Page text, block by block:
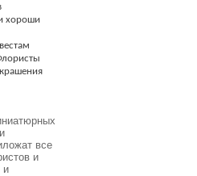
хороши
все
и
и